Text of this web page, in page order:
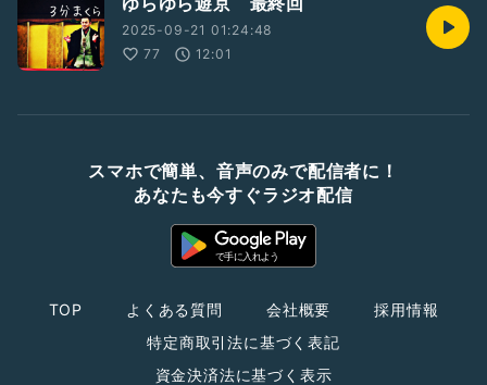
2025-09-21 01:24:48
77
12:01
スマホで簡単、音声のみで配信者に！
あなたも今すぐラジオ配信
TOP よくある質問 会社概要
採用情報
特定商取引法に基づく表記
資金決済法に基づく表示